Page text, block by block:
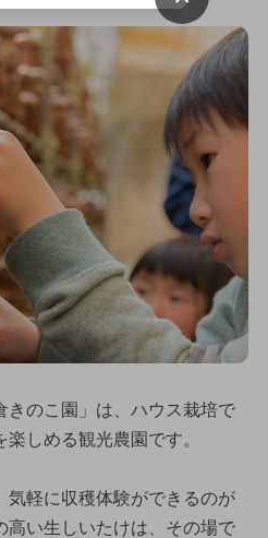
きのこ園」は、ハウス栽培で
しめる観光農園です。
気軽に収穫体験ができるのが
高い生しいたけは、その場で